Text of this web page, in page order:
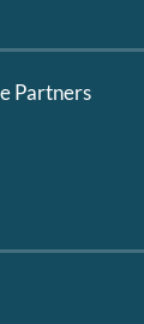
Partners